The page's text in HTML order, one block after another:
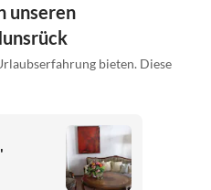
unseren
bieten. Diese